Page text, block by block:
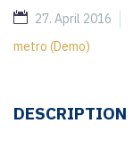
27. April 2016
metro (Demo)
DESCRIPTION